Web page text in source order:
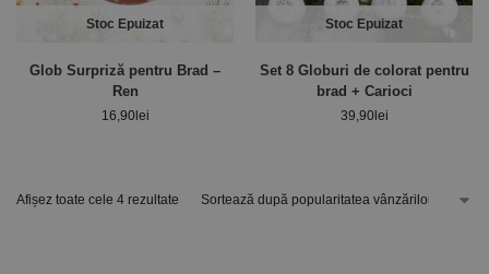
Stoc Epuizat
Glob Surpriză pentru Brad –
Ren
16,90 lei
Stoc Epuizat
Set 8 Globuri de colorat pentru
brad + Carioci
39,90 lei
Afișez toate cele 4 rezultate